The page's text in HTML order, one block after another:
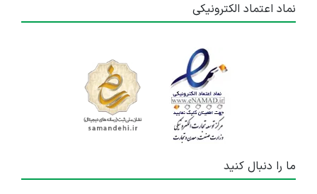
نماد اعتماد الکترونیکی
ما را دنبال کنید